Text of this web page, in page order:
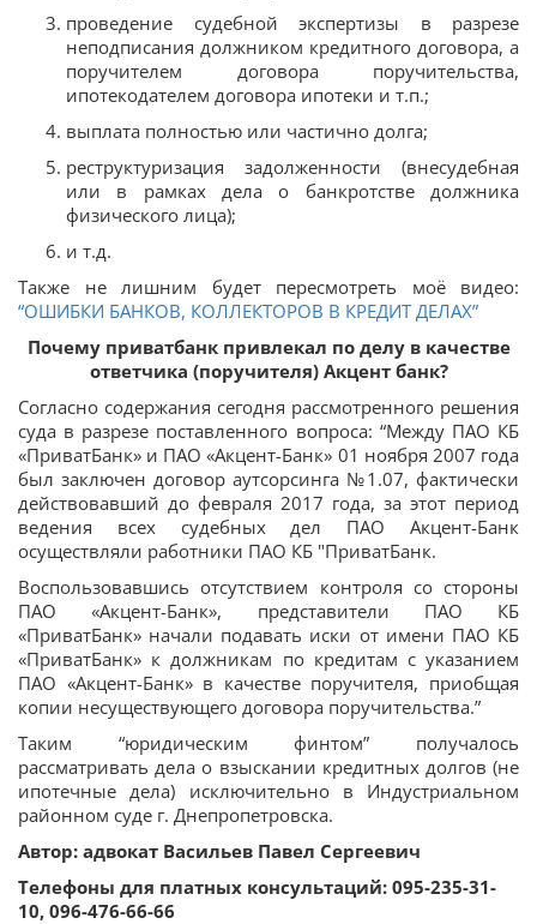
проведение судебной экспертизы в разрезе
неподписания должником кредитного договора, а
поручителем договора поручительства,
ипотекодателем договора ипотеки и т.п.;
выплата полностью или частично долга;
реструктуризация задолженности (внесудебная
или в рамках дела о банкротстве должника
физического лица);
и т.д.
Также не лишним будет пересмотреть моё видео:
“ОШИБКИ БАНКОВ, КОЛЛЕКТОРОВ В КРЕДИТ ДЕЛАХ”
Почему приватбанк привлекал по делу в качестве
ответчика (поручителя) Акцент банк?
Согласно содержания сегодня рассмотренного решения
суда в разрезе поставленного вопроса: “Между ПАО КБ
«ПриватБанк» и ПАО «Акцент-Банк» 01 ноября 2007 года
был заключен договор аутсорсинга №1.07, фактически
действовавший до февраля 2017 года, за этот период
ведения всех судебных дел ПАО Акцент-Банк
осуществляли работники ПАО КБ "ПриватБанк.
Воспользовавшись отсутствием контроля со стороны
ПАО «Акцент-Банк», представители ПАО КБ
«ПриватБанк» начали подавать иски от имени ПАО КБ
«ПриватБанк» к должникам по кредитам с указанием
ПАО «Акцент-Банк» в качестве поручителя, приобщая
копии несуществующего договора поручительства.”
Таким “юридическим финтом” получалось
рассматривать дела о взыскании кредитных долгов (не
ипотечные дела) исключительно в Индустриальном
районном суде г. Днепропетровска.
Автор: адвокат Васильев Павел Сергеевич
Телефоны для платных консультаций: 095-235-31-
10, 096-476-66-66